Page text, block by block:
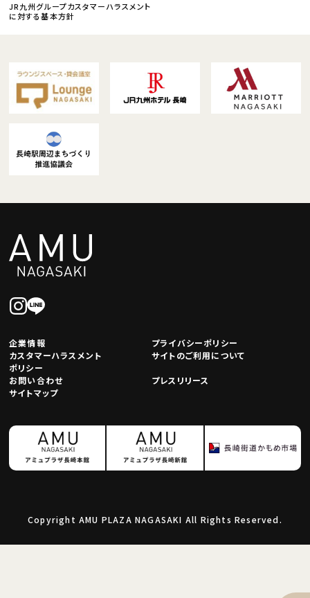
JR九州グループカスタマーハラスメント
に対する基本方針
企業情報
プライバシーポリシー
カスタマーハラスメント
ポリシー
サイトのご利用について
お問い合わせ
プレスリリース
サイトマップ
Copyright AMU PLAZA NAGASAKI All Rights Reserved.